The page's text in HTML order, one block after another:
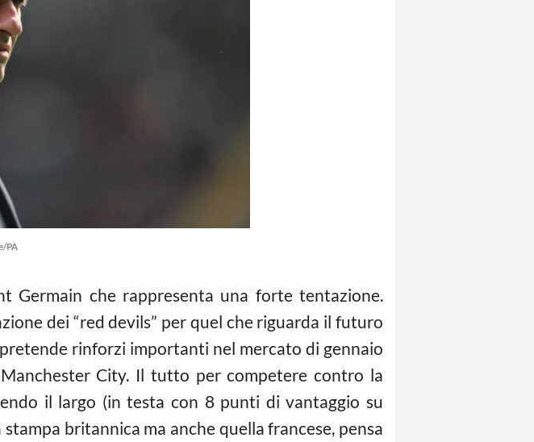
PA
Germain che rappresenta una forte tentazione.
dei “red devils” per quel che riguarda il futuro
pretende rinforzi importanti nel mercato di gennaio
City. Il tutto per competere contro la
il largo (in testa con 8 punti di vantaggio su
stampa britannica ma anche quella francese, pensa